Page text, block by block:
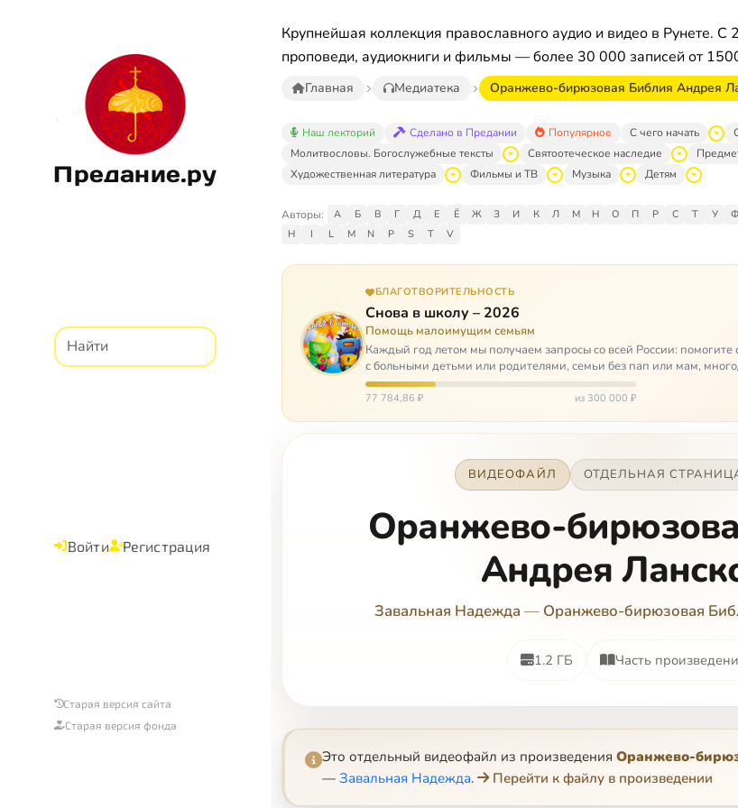
Предание.ру
Войти Регистрация
Старая версия сайта
Старая версия фонда
Крупнейшая коллекция православного аудио и видео в Рунете. С
проповеди, аудиокниги и фильмы — более 30 000 записей от
Главная Медиатека Оранжево-бирюзовая Библия Андрея
Наш лекторий Сделано в Предании Популярное С чего начать
Молитвословы. Богослужебные тексты
Святоотеческое наследие
Художественная литература
Фильмы и ТВ Музыка Детям
Авторы: А Б В Г Д Е Ё Ж З И К Л М Н О П Р С Т У Ф
H
I L M N P S T V
БЛАГОТВОРИТЕЛЬНОСТЬ
Снова в школу – 2026
Помощь малоимущим семьям
Каждый год летом мы получаем запросы со всей России: помогите
с больными детьми или родителями, семьи без пап или мам,
них покуп…
77 784,86 ₽ из 300 000 ₽
ВИДЕОФАЙЛ ОТДЕЛЬНАЯ
Оранжево-
Андрея
Завальная Надежда — Оранжево-бирюзовая
1.2 ГБ Часть
Это отдельный видеофайл из произведения Оранжево-
— Завальная Надежда. Перейти к файлу в произведении